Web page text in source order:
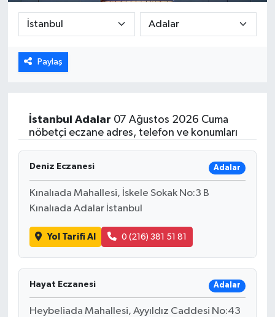
Paylaş
İstanbul Adalar 07 Ağustos 2026 Cuma
nöbetçi eczane adres, telefon ve konumları
Deniz Eczanesi Adalar
Kınalıada Mahallesi, İskele Sokak No:3 B
Kınalıada Adalar İstanbul
Yol Tarifi Al 0 (216) 381 51 81
Hayat Eczanesi Adalar
Heybeliada Mahallesi, Ayyıldız Caddesi No:43
DÜNYA
EGE
EKOLOJİ VE ÇEVRE
GENEL
GÜNDEM
HABERDE İNSAN
KÜLTÜR SANAT